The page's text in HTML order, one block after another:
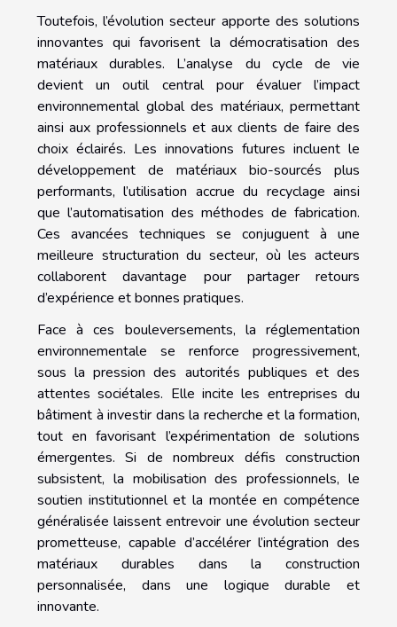
Toutefois, l’évolution secteur apporte des solutions
innovantes qui favorisent la démocratisation des
matériaux durables. L’analyse du cycle de vie
devient un outil central pour évaluer l’impact
environnemental global des matériaux, permettant
ainsi aux professionnels et aux clients de faire des
choix éclairés. Les innovations futures incluent le
développement de matériaux bio-sourcés plus
performants, l’utilisation accrue du recyclage ainsi
que l’automatisation des méthodes de fabrication.
Ces avancées techniques se conjuguent à une
meilleure structuration du secteur, où les acteurs
collaborent davantage pour partager retours
d’expérience et bonnes pratiques.
Face à ces bouleversements, la réglementation
environnementale se renforce progressivement,
sous la pression des autorités publiques et des
attentes sociétales. Elle incite les entreprises du
bâtiment à investir dans la recherche et la formation,
tout en favorisant l’expérimentation de solutions
émergentes. Si de nombreux défis construction
subsistent, la mobilisation des professionnels, le
soutien institutionnel et la montée en compétence
généralisée laissent entrevoir une évolution secteur
prometteuse, capable d’accélérer l’intégration des
matériaux durables dans la construction
personnalisée, dans une logique durable et
innovante.